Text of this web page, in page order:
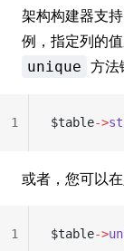
架构构建器支
例，指定列的
unique 方法
$table->
1
或者，您可以
$table->
1